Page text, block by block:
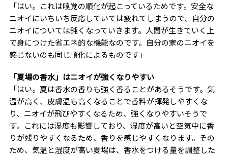
「はい。これは嗅覚の順化が起こっているためです。安全な
ニオイにいちいち反応していては疲れてしまうので、自分の
ニオイについては鈍くなっていきます。人間が生きていく上
で身につけた省エネ的な機能なのです。自分の家のニオイを
感じないのも同じ順化によるものです」
「夏場の香水」はニオイが強くなりやすい
「はい。夏は香水の香りも強く香ることがあるそうです。気
温が高く、皮膚温も高くなることで香料が揮発しやすくな
り、ニオイが飛びやすくなるため、強くなりやすいそうで
す。これには湿度も影響しており、湿度が高いと空気中に香
りが残りやすくなるため、香りを感じやすくなります。その
ため、気温と湿度が高い夏場は、香水をつける量を調整した